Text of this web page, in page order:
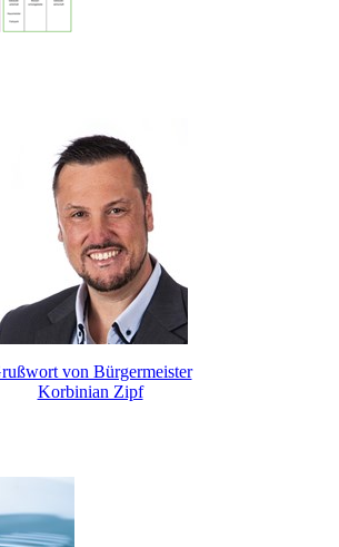
von Bürgermeister
Korbinian Zipf